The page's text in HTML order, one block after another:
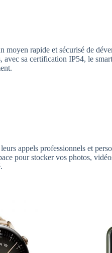
rapide et sécurisé de
sa certification IP54, le
appels professionnels et
pour stocker vos photos,